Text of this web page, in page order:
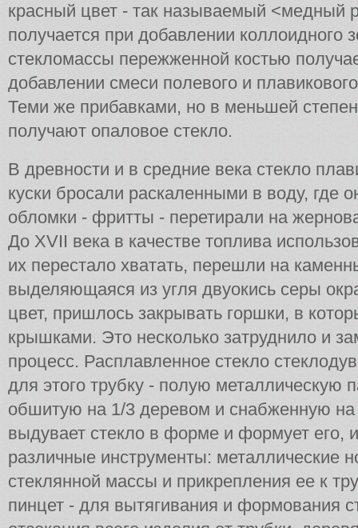
красный цвет - так называемый <медный
получается при добавлении коллоидного
стекломассы пережженной костью
добавлении смеси полевого и
Теми же прибавками, но в меньшей
получают опаловое стекло.
В древности и в средние века стекло
куски бросали раскаленными в воду, где
обломки - фритты - перетирали на
До XVII века в качестве топлива
их перестало хватать, перешли на
выделяющаяся из угля двуокись серы
цвет, пришлось закрывать горшки, в
крышками. Это несколько затруднило и
процесс. Расплавленное стекло
для этого трубку - полую металлическую
обшитую на 1/3 деревом и снабженную
выдувает стекло в форме и формует его,
различные инструменты: металлические
стеклянной массы и прикрепления ее к
пинцет - для вытягивания и формования